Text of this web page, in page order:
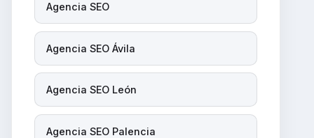
Agencia SEO
Agencia SEO Ávila
Agencia SEO León
Agencia SEO Palencia